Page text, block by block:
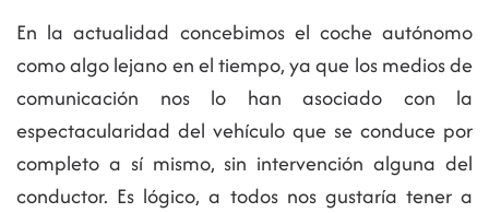
En la actualidad concebimos el coche autónomo
como algo lejano en el tiempo, ya que los medios de
comunicación nos lo han asociado con la
espectacularidad del vehículo que se conduce por
completo a sí mismo, sin intervención alguna del
conductor. Es lógico, a todos nos gustaría tener a